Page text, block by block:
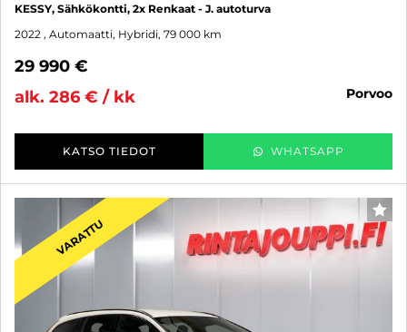
KESSY, Sähkökontti, 2x Renkaat - J. autoturva
2022 , Automaatti, Hybridi, 79 000 km
29 990 €
alk. 286 € / kk
porvoo
KATSO TIEDOT WHATSAPP
VARATTU